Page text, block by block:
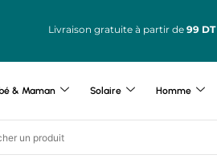
Livraison gratuite à partir de99 DT
& Maman Solaire Homme